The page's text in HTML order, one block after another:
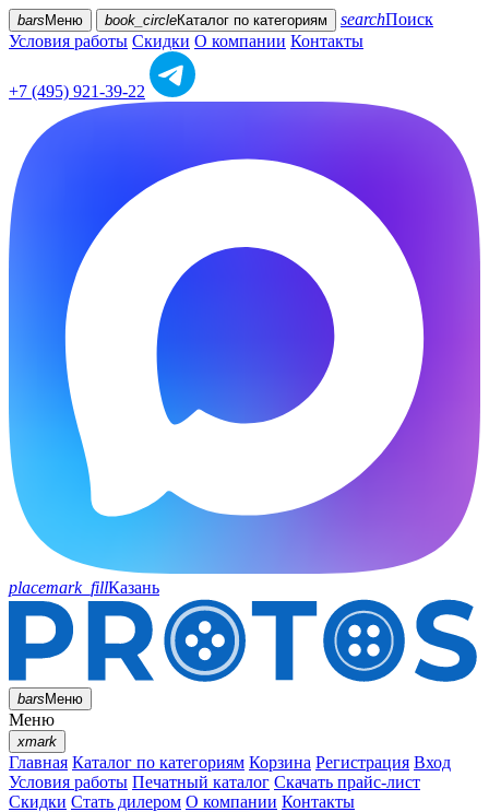
bars Меню book_circleКаталог по категориям searchПоиск
Условия работы Скидки О компании Контакты
+7 (495) 921-39-22
placemark_fillКазань
barsМеню
Меню
xmark
Главная Каталог по категориям Корзина Регистрация Вход
Условия работы Печатный каталог Скачать прайс-лист
Скидки Стать дилером О компании Контакты